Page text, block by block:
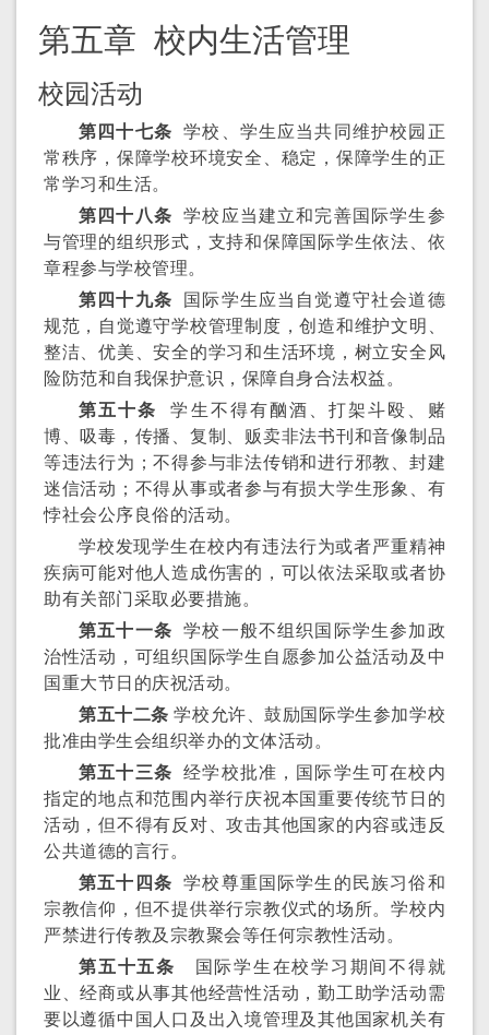
第五章 校内生活管理
校园活动
第四十七条 学校、学生应当共同维护校园正
常秩序，保障学校环境安全、稳定，保障学生的正
常学习和生活。
第四十八条 学校应当建立和完善国际学生参
与管理的组织形式，支持和保障国际学生依法、依
章程参与学校管理。
第四十九条 国际学生应当自觉遵守社会道德
规范，自觉遵守学校管理制度，创造和维护文明、
整洁、优美、安全的学习和生活环境，树立安全风
险防范和自我保护意识，保障自身合法权益。
第五十条
学生不得有酗酒、打架斗殴、赌
博、吸毒，传播、复制、贩卖非法书刊和音像制品
等违法行为；不得参与非法传销和进行邪教、封建
迷信活动；不得从事或者参与有损大学生形象、有
悖社会公序良俗的活动。
学校发现学生在校内有违法行为或者严重精神
疾病可能对他人造成伤害的，可以依法采取或者协
助有关部门采取必要措施。
第五十一条学校一般不组织国际学生参加政
治性活动，可组织国际学生自愿参加公益活动及中
国重大节日的庆祝活动。
第五十二条学校允许、鼓励国际学生参加学校
批准由学生会组织举办的文体活动。
第五十三条 经学校批准，国际学生可在校内
指定的地点和范围内举行庆祝本国重要传统节日的
活动，但不得有反对、攻击其他国家的内容或违反
公共道德的言行。
第五十四条学校尊重国际学生的民族习俗和
宗教信仰，但不提供举行宗教仪式的场所。学校内
严禁进行传教及宗教聚会等任何宗教性活动。
第五十五条
国际学生在校学习期间不得就
业、经商或从事其他经营性活动，勤工助学活动需
要以遵循中国人口及出入境管理及其他国家机关有